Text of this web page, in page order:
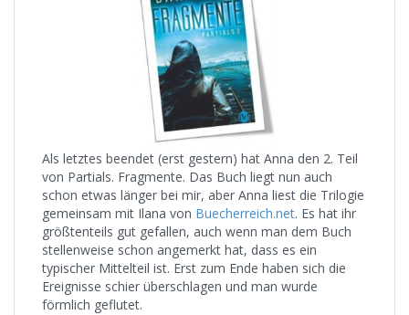
Als letztes beendet (erst gestern) hat Anna den 2. Teil
von Partials. Fragmente. Das Buch liegt nun auch
schon etwas länger bei mir, aber Anna liest die Trilogie
gemeinsam mit Ilana von Buecherreich.net. Es hat ihr
größtenteils gut gefallen, auch wenn man dem Buch
stellenweise schon angemerkt hat, dass es ein
typischer Mittelteil ist. Erst zum Ende haben sich die
Ereignisse schier überschlagen und man wurde
förmlich geflutet.